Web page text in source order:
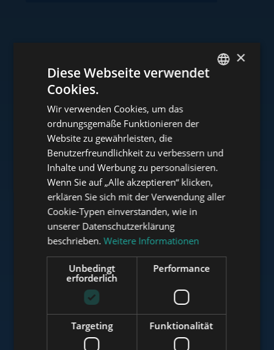
Unser Portfolio
www.tower-investments.com
www.towerassistance.com
www.towerconsulting.hu
www.mybudapesthome.com
FRENCH
ITALIAN
SPANISH
RUSSIAN
×
Diese Webseite verwendet
Cookies.
Wir verwenden Cookies, um das
ordnungsgemäße Funktionieren der
Website zu gewährleisten, die
Benutzerfreundlichkeit zu verbessern und
Inhalte und Werbung zu personalisieren.
Wenn Sie auf „Alle akzeptieren“ klicken,
erklären Sie sich mit der Verwendung aller
Cookie-Typen einverstanden, wie in
unserer Datenschutzerklärung
beschrieben. Weitere Informationen
Unbedingt
erforderlich
Performance
Targeting Funktionalität